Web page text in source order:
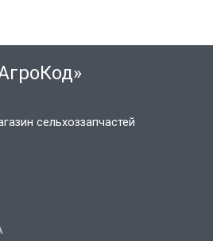
сельхоззапчастей